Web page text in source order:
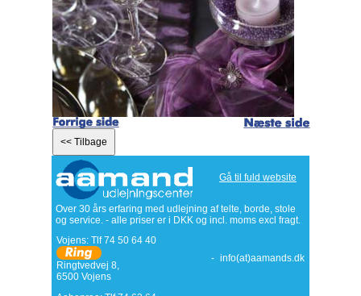
Gå til fuld website
Over 30 års erfaring med udlejning af telte, borde, stole
og service. - alle priser er i DKK og incl. moms excl fragt.
Vojens: Tlf74 50 64 40
Ringtvedvej 8,
6500 Vojens
- info(at)aamands.dk